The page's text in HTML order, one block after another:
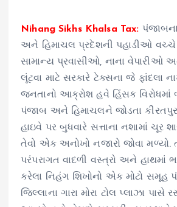
Nihang Sikhs Khalsa Tax: પંજાબના
અને હિમાચલ પ્રદેશની પહાડીઓ
સામાન્ય પ્રવાસીઓ, નાના વેપારીઓ
લૂંટવા માટે સરકારે ટેક્સના જે ફાંદલા
જનતાનો આક્રોશ હવે હિંસક વિરોધમાં
પંજાબ અને હિમાચલને જોડતા કીરતપુર
હાઇવે પર બુધવારે સત્તાના નશામાં ચૂર
તેવો એક અનોખો નજારો જોવા મળ્યો.
પરંપરાગત વાદળી વસ્ત્રો અને હાથમાં
કરેલા નિહંગ શિખોનો એક મોટો સમૂહ
જિલ્લાના ગારા મોરા ટોલ પ્લાઝા પાસે